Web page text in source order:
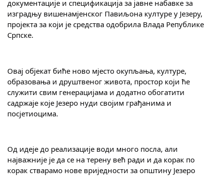
ФИНАНСИЈЕ
Туризам
Спорт
КОНТАКТ
документације и спецификација за јавне набавке за
изградњу вишенамјенског Павиљона културе у Језеру,
пројекта за који је средства одобрила Влада Републике
Српске.
Овај објекат биће ново мјесто окупљања, културе,
образовања и друштвеног живота, простор који ће
служити свим генерацијама и додатно обогатити
садржаје које Језеро нуди својим грађанима и
посјетиоцима.
Од идеје до реализације води много посла, али
најважније је да се на терену већ ради и да корак по
корак стварамо нове вриједности за општину Језеро